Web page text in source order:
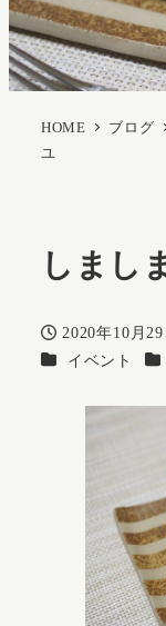
HOME ブログ
ユ
しまし
投稿日
2020年10月29
カテゴリー
イベント カ